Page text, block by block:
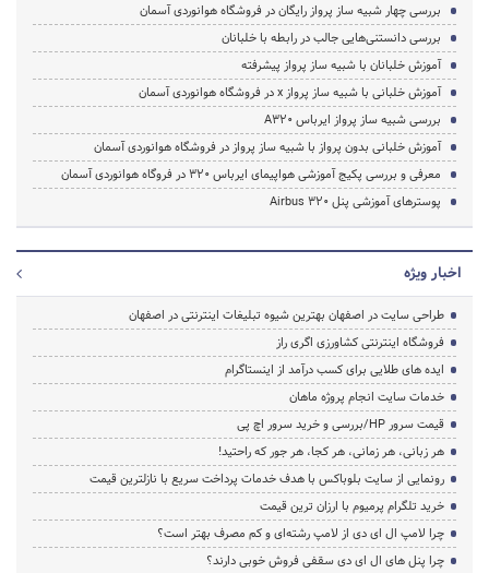
بررسی چهار شبیه ساز پرواز رایگان در فروشگاه هوانوردی آسمان
بررسی دانستنی‌هایی جالب در رابطه با خلبانان
آموزش خلبانان با شبیه ساز پرواز پیشرفته
آموزش خلبانی با شبیه ساز پرواز x در فروشگاه هوانوردی آسمان
بررسی شبیه ساز پرواز ایرباس A320
آموزش خلبانی بدون پرواز با شبیه ساز پرواز در فروشگاه هوانوردی آسمان
معرفی و بررسی پکیج آموزشی هواپیمای ایرباس 320 در فروگاه هوانوردی آسمان
پوسترهای آموزشی پنل Airbus 320
اخبار ویژه
طراحی سایت در اصفهان بهترین شیوه تبلیغات اینترنتی در اصفهان
فروشگاه اینترنتی کشاورزی اگری راز
ایده های طلایی برای کسب درآمد از اینستاگرام
خدمات سایت انجام پروژه ماهان
قیمت سرور HP/بررسی و خرید سرور اچ پی
هر زبانی، هر زمانی، هر کجا، هر جور که راحتید!
رونمایی از سایت بلوباکس با هدف خدمات پرداخت سریع با نازلترین قیمت
خرید تلگرام پرمیوم با ارزان ترین قیمت
چرا لامپ ال ای دی از لامپ رشته‌ای و کم مصرف بهتر است؟
چرا پنل های ال ای دی سقفی فروش خوبی دارند؟